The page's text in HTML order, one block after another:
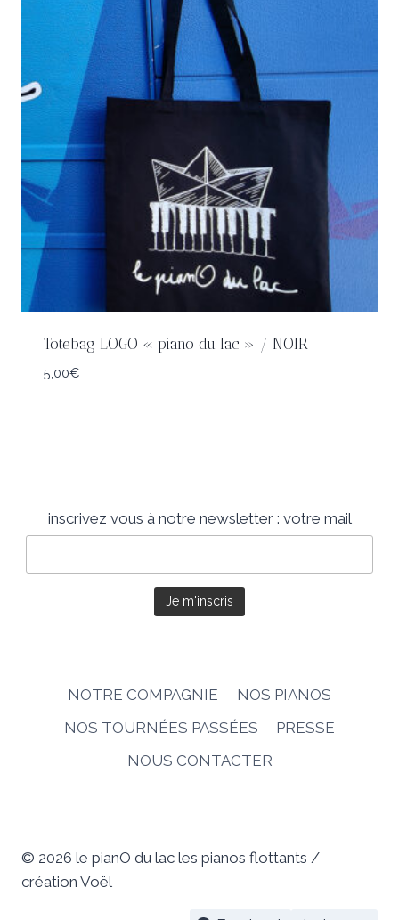
Totebag LOGO « piano du lac » / NOIR
5,00€
inscrivez vous à notre newsletter : votre mail
NOTRE COMPAGNIE
NOS PIANOS
NOS TOURNÉES PASSÉES
PRESSE
NOUS CONTACTER
© 2026 le pianO du lac les pianos flottants /
création Voël